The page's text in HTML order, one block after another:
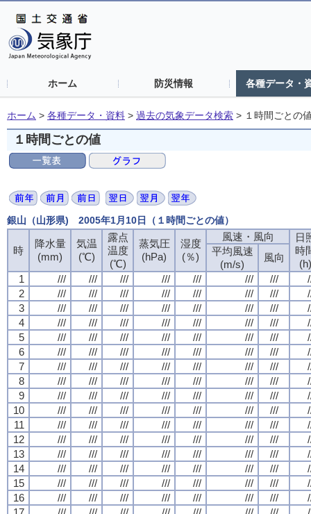
ホーム 防災情報 各種データ・
ホーム > 各種データ・資料 > 過去の気象データ検索 > １時間ごとの
１時間ごとの値
銀山（山形県) 2005年1月10日（１時間ごとの値）
時
降水量
(mm)
気温
(℃)
露点
温度
(℃)
蒸気圧
(hPa)
湿度
(％)
風速・風向
日
時
(h)
平均風速
(m/s)
風向
1
/// /// /// /// /// /// ///
2
/// /// /// /// /// /// ///
3
/// /// /// /// /// /// ///
4
/// /// /// /// /// /// ///
5
/// /// /// /// /// /// ///
6
/// /// /// /// /// /// ///
7
/// /// /// /// /// /// ///
8
/// /// /// /// /// /// ///
9
/// /// /// /// /// /// ///
10
/// /// /// /// /// /// ///
11
/// /// /// /// /// /// ///
12
/// /// /// /// /// /// ///
13
/// /// /// /// /// /// ///
14
/// /// /// /// /// /// ///
15
/// /// /// /// /// /// ///
16
/// /// /// /// /// /// ///